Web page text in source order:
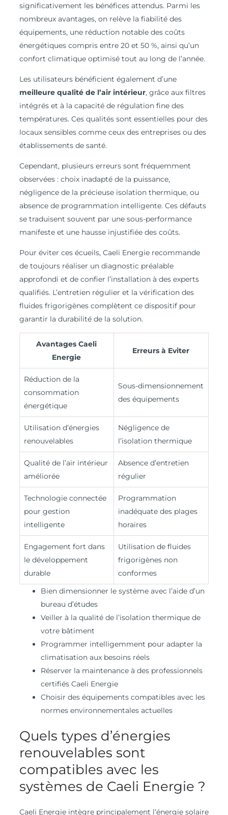
significativement les bénéfices attendus. Parmi les
nombreux avantages, on relève la fiabilité des
équipements, une réduction notable des coûts
énergétiques compris entre 20 et 50 %, ainsi qu’un
confort climatique optimisé tout au long de l’année.
Les utilisateurs bénéficient également d’une
meilleure qualité de l’air intérieur, grâce aux filtres
intégrés et à la capacité de régulation fine des
températures. Ces qualités sont essentielles pour des
locaux sensibles comme ceux des entreprises ou des
établissements de santé.
Cependant, plusieurs erreurs sont fréquemment
observées : choix inadapté de la puissance,
négligence de la précieuse isolation thermique, ou
absence de programmation intelligente. Ces défauts
se traduisent souvent par une sous-performance
manifeste et une hausse injustifiée des coûts.
Pour éviter ces écueils, Caeli Energie recommande
de toujours réaliser un diagnostic préalable
approfondi et de confier l’installation à des experts
qualifiés. L’entretien régulier et la vérification des
fluides frigorigènes complètent ce dispositif pour
garantir la durabilité de la solution.
Avantages Caeli
Energie
Erreurs à Eviter
Réduction de la
consommation
énergétique
Sous-dimensionnement
des équipements
Utilisation d’énergies
renouvelables
Négligence de
l’isolation thermique
Qualité de l’air intérieur
améliorée
Absence d’entretien
régulier
Technologie connectée
pour gestion
intelligente
Programmation
inadéquate des plages
horaires
Engagement fort dans
le développement
durable
Utilisation de fluides
frigorigènes non
conformes
Bien dimensionner le système avec l’aide d’un
bureau d’études
Veiller à la qualité de l’isolation thermique de
votre bâtiment
Programmer intelligemment pour adapter la
climatisation aux besoins réels
Réserver la maintenance à des professionnels
certifiés Caeli Energie
Choisir des équipements compatibles avec les
normes environnementales actuelles
Quels types d’énergies
renouvelables sont
compatibles avec les
systèmes de Caeli Energie ?
Caeli Energie intègre principalement l’énergie solaire